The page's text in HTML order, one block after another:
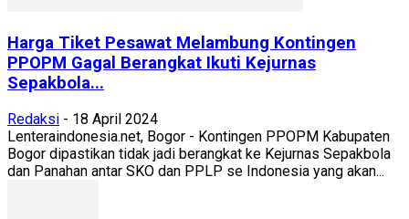
Harga Tiket Pesawat Melambung Kontingen
PPOPM Gagal Berangkat Ikuti Kejurnas
Sepakbola...
Redaksi - 18 April 2024
Lenteraindonesia.net, Bogor - Kontingen PPOPM Kabupaten
Bogor dipastikan tidak jadi berangkat ke Kejurnas Sepakbola
dan Panahan antar SKO dan PPLP se Indonesia yang akan...